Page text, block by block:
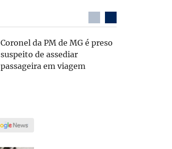
Coronel da PM de MG é preso
suspeito de assediar
passageira em viagem